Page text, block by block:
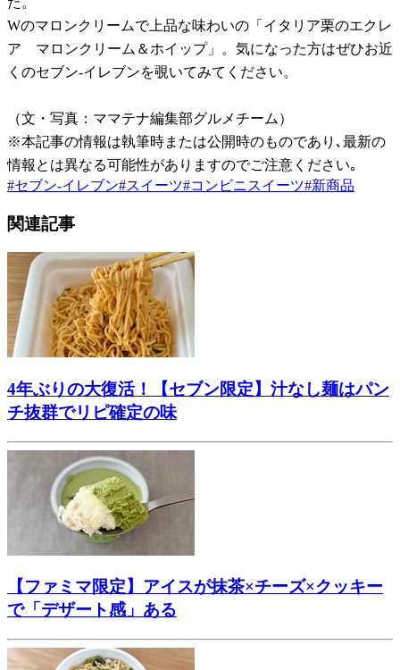
Wのマロンクリームで上品な味わいの「イタリア栗のエクレ
ア マロンクリーム＆ホイップ」。気になった方はぜひお近
くのセブン-イレブンを覗いてみてください。
（文・写真：ママテナ編集部グルメチーム）
※本記事の情報は執筆時または公開時のものであり､最新の
情報とは異なる可能性がありますのでご注意ください｡
#セブン-イレブン#スイーツ#コンビニスイーツ#新商品
関連記事
4年ぶりの大復活！【セブン限定】汁なし麺はパン
チ抜群でリピ確定の味
【ファミマ限定】アイスが抹茶×チーズ×クッキー
で「デザート感」ある